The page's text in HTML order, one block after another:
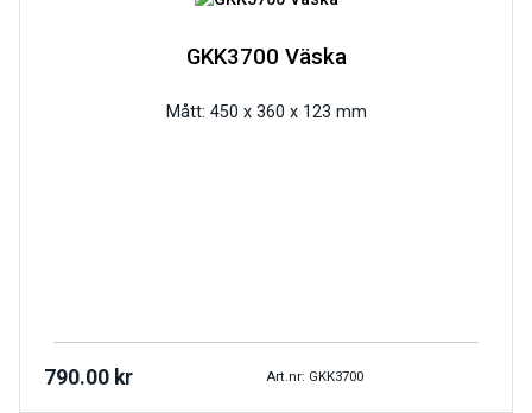
GKK3700 Väska
Mått: 450 x 360 x 123 mm
790.00 kr Art.nr: GKK3700